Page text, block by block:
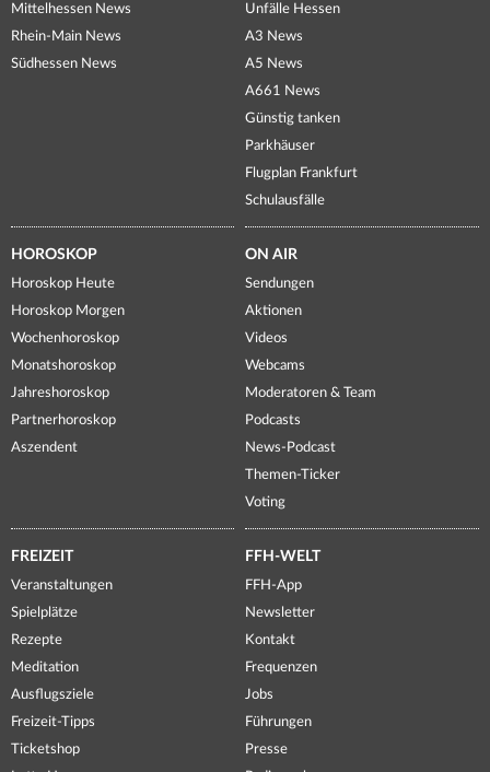
Mittelhessen News
Rhein-Main News
Südhessen News
Unfälle Hessen
A3 News
A5 News
A661 News
Günstig tanken
Parkhäuser
Flugplan Frankfurt
Schulausfälle
HOROSKOP
Horoskop Heute
Horoskop Morgen
Wochenhoroskop
Monatshoroskop
Jahreshoroskop
Partnerhoroskop
Aszendent
ON AIR
Sendungen
Aktionen
Videos
Webcams
Moderatoren & Team
Podcasts
News-Podcast
Themen-Ticker
Voting
FREIZEIT
Veranstaltungen
Spielplätze
Rezepte
Meditation
Ausflugsziele
Freizeit-Tipps
Ticketshop
FFH-WELT
FFH-App
Newsletter
Kontakt
Frequenzen
Jobs
Führungen
Presse